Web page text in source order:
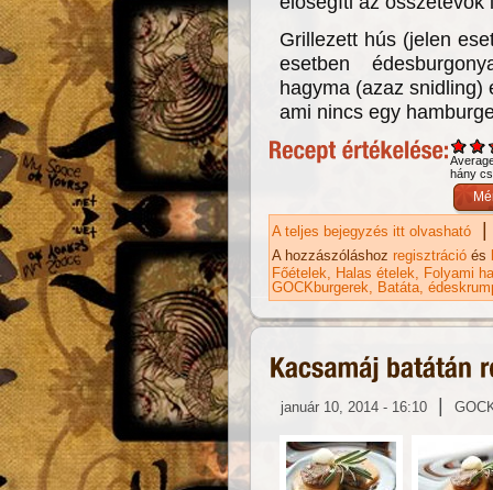
Grillezett hús (jelen
esetben
hagyma (azaz snidling)
ami nincs egy
hány
A teljes bejegyzés itt olvasható |
A hozzászóláshoz regisztráció és
Főételek
Halas ételek
Folyami
GOCKburgerek
Batáta
január 10, 2014 - 16:10 |